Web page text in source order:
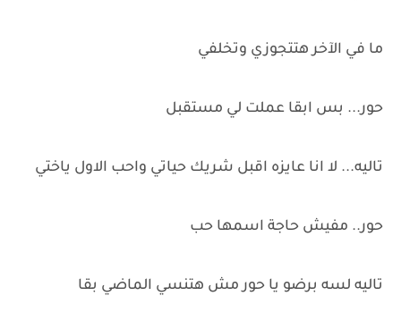
ما في الآخر هتتجوزي وتخلفي
حور... بس ابقا عملت لي مستقبل
تاليه... لا انا عايزه اقبل شريك حياتي واحب الاول ياختي
حور.. مفيش حاجة اسمها حب
تاليه لسه برضو يا حور مش هتنسي الماضي بقا